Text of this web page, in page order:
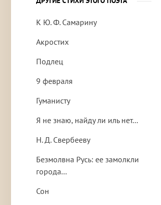
К Ю. Ф. Самарину
Акростих
Подлец
9 февраля
Гуманисту
Я не знаю, найду ли иль нет...
Н. Д. Свербееву
Безмолвна Русь: ее замолкли
города...
Сон